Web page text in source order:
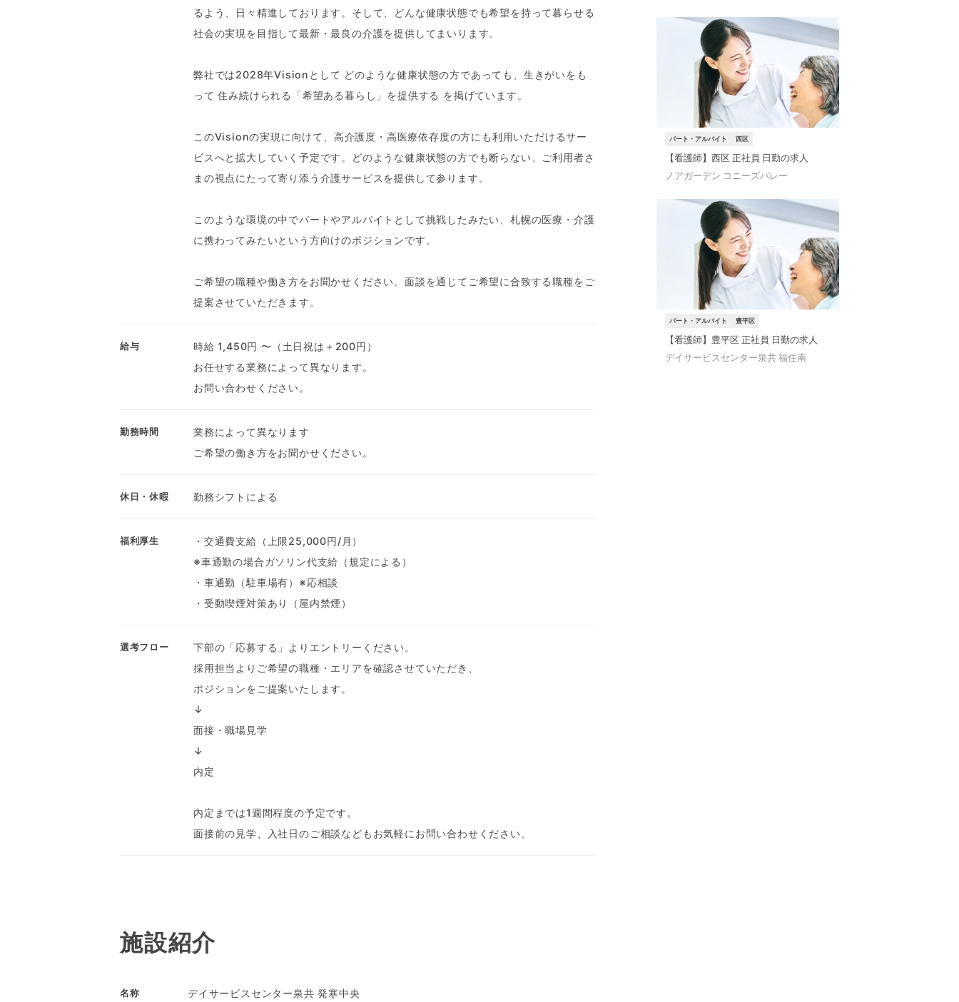
るよう、日々精進しております。そして、どんな健康状態でも希望を持って暮らせる
社会の実現を目指して最新・最良の介護を提供してまいります。
弊社では2028年Visionとして どのような健康状態の方であっても、生きがいをも
って 住み続けられる「希望ある暮らし」を提供する を掲げています。
このVisionの実現に向けて、高介護度・高医療依存度の方にも利用いただけるサー
ビスへと拡大していく予定です。どのような健康状態の方でも断らない、ご利用者さ
まの視点にたって寄り添う介護サービスを提供して参ります。
このような環境の中でパートやアルバイトとして挑戦したみたい、札幌の医療・介護
に携わってみたいという方向けのポジションです。
ご希望の職種や働き方をお聞かせください。面談を通じてご希望に合致する職種をご
提案させていただきます。
給与
時給 1,450円 〜（土日祝は＋200円）
お任せする業務によって異なります。
お問い合わせください。
勤務時間
業務によって異なります
ご希望の働き方をお聞かせください。
休日・休暇 勤務シフトによる
福利厚生
・交通費支給（上限25,000円/月）
※車通勤の場合ガソリン代支給（規定による）
・車通勤（駐車場有）※応相談
・受動喫煙対策あり（屋内禁煙）
選考フロー
下部の「応募する」よりエントリーください。
採用担当よりご希望の職種・エリアを確認させていただき、
ポジションをご提案いたします。
↓
面接・職場見学
↓
内定
内定までは1週間程度の予定です。
面接前の見学、入社日のご相談などもお気軽にお問い合わせください。
施設紹介
名称 デイサービスセンター泉共 発寒中央
パート・アルバイト 西区
【看護師】西区 正社員 日勤の求人
ノアガーデン コニーズバレー
パート・アルバイト 豊平区
【看護師】豊平区 正社員 日勤の求人
デイサービスセンター泉共 福住南